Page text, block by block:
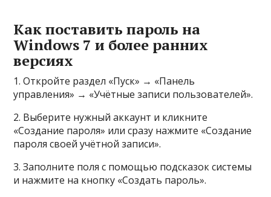
Как поставить пароль на
Windows 7 и более ранних
версиях
1. Откройте раздел «Пуск» → «Панель
управления» → «Учётные записи пользователей».
2. Выберите нужный аккаунт и кликните
«Создание пароля» или сразу нажмите «Создание
пароля своей учётной записи».
3. Заполните поля с помощью подсказок системы
и нажмите на кнопку «Создать пароль».